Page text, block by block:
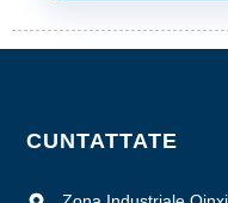
CUNTATTATE